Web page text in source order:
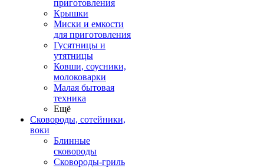
приготовления
Крышки
Миски и емкости
для приготовления
Гусятницы и
утятницы
Ковши, соусники,
молоковарки
Малая бытовая
техника
Ещё
Сковороды, сотейники,
воки
Блинные
сковороды
Сковороды-гриль